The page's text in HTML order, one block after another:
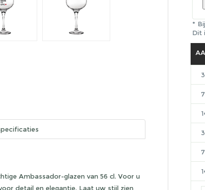
Ambassador-glazen van 56 cl. Voor u
detail en elegantie. Laat uw stijl zien
*
Dit